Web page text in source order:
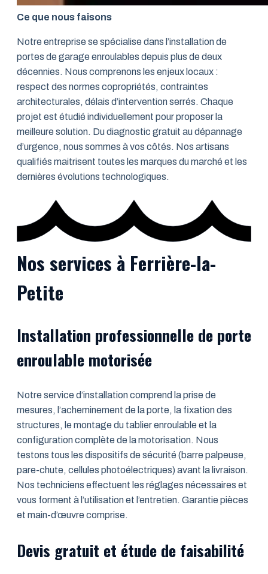
Ce que nous faisons
Notre entreprise se spécialise dans l’installation de
portes de garage enroulables depuis plus de deux
décennies. Nous comprenons les enjeux locaux :
respect des normes copropriétés, contraintes
architecturales, délais d’intervention serrés. Chaque
projet est étudié individuellement pour proposer la
meilleure solution. Du diagnostic gratuit au dépannage
d’urgence, nous sommes à vos côtés. Nos artisans
qualifiés maitrisent toutes les marques du marché et les
dernières évolutions technologiques.
Nos services à Ferrière-la-
Petite
Installation professionnelle de porte
enroulable motorisée
Notre service d’installation comprend la prise de
mesures, l’acheminement de la porte, la fixation des
structures, le montage du tablier enroulable et la
configuration complète de la motorisation. Nous
testons tous les dispositifs de sécurité (barre palpeuse,
pare-chute, cellules photoélectriques) avant la livraison.
Nos techniciens effectuent les réglages nécessaires et
vous forment à l’utilisation et l’entretien. Garantie pièces
et main-d’œuvre comprise.
Devis gratuit et étude de faisabilité